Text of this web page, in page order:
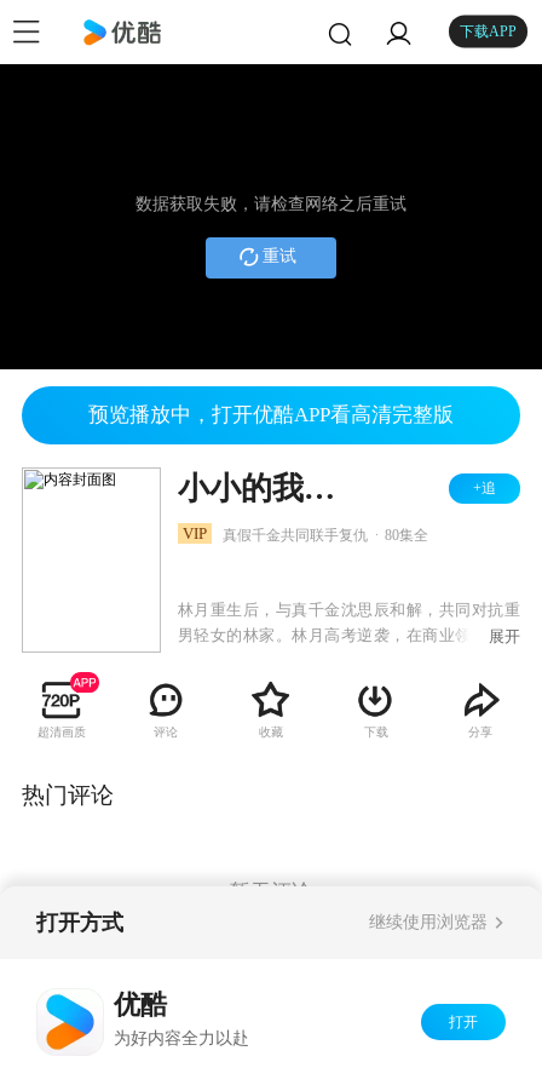
下载APP
数据获取失败，请检查网络之后重试
重试
预览播放中，打开优酷APP看高清完整版
小小的我之幸福进化论 +追
VIP 真假千金共同联手复仇 80集全
林月重生后，与真千金沈思辰和解，共同对抗重
男轻女的林家。林月高考逆袭，在商业领域与林
屡屡受挫，使出各种手段，却最终失败。林月和
沈思辰成功复仇，林家众人受到法律制裁，她们
也收获了事业与亲情。
展开
超清画质 评论 收藏 下载 分享
热门评论
暂无评论
打开方式 继续使用浏览器
优酷
为好内容全力以赴
打开